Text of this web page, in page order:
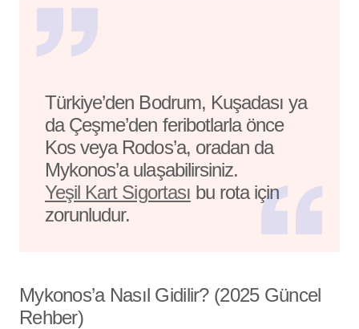
Türkiye’den Bodrum, Kuşadası ya
da Çeşme’den feribotlarla önce
Kos veya Rodos’a, oradan da
Mykonos’a ulaşabilirsiniz.
Yeşil Kart Sigortası bu rota için
zorunludur.
Mykonos’a Nasıl Gidilir? (2025 Güncel
Rehber)